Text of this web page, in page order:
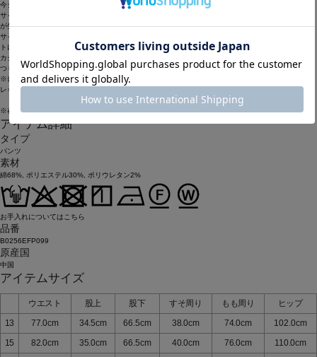
今シーズン提案型のバレルシルエットのパンツ。
サイドから裾に向けてカーブの膨らみを持たせて裾で少し絞ることによって特徴のあるシルエット
が生まれます。
サイドから前に向けて斜めにカッティングを入れたり裾のダーツもシルエットのデザインアクセン
トになっています。
カジュアルデザインを綺麗めの素材にのせていますのでコーディネートでも多様化が可能です。い
つものトップスにコーディネートして新しい雰囲気でアレンジのきくお薦めのパンツです。
※レギュラーサイズ品番も展開中
レギュラーサイズ品番：
※在庫状況によりお取り寄せなどの事情で、商品お届けまで1週間前後かかる場合もございます。
アイテム詳細
タイプ
パンツ
素材
綿68%, ポリエステル30%, ポリウレタン2%
お手入れについてはこちら
品番
B0256EFP099
原産国
中国
アイテムサイズ
ウエスト 股上 股下 すそ周り もも周り
ヒップ
13
77.0cm 34.5cm 66.5cm 38.0cm 74.0cm
102.0cm
15
82.0cm 35.0cm 66.5cm 40.0cm 76.0cm 110.0cm